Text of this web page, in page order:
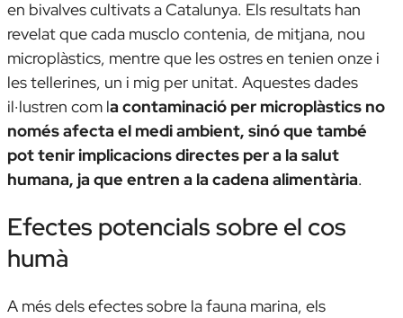
en bivalves cultivats a Catalunya. Els resultats han
revelat que cada musclo contenia, de mitjana, nou
microplàstics, mentre que les ostres en tenien onze i
les tellerines, un i mig per unitat. Aquestes dades
il·lustren com la contaminació per microplàstics no
només afecta el medi ambient, sinó que també
pot tenir implicacions directes per a la salut
humana, ja que entren a la cadena alimentària.
Efectes potencials sobre el cos
humà
A més dels efectes sobre la fauna marina, els